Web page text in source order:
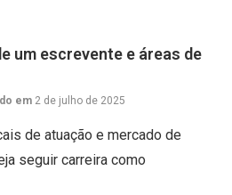
um escrevente e áreas de
em 2 de julho de 2025
de atuação e mercado de
seguir carreira como